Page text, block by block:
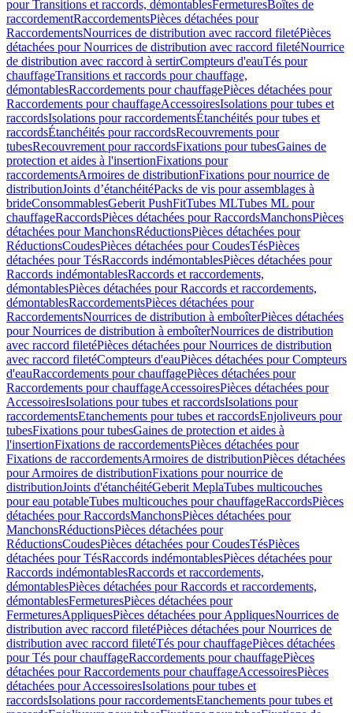
pour Transitions et raccords, démontablesFermeturesBoîtes de
raccordementRaccordementsPièces détachées pour
RaccordementsNourrices de distribution avec raccord filetéPièces
détachées pour Nourrices de distribution avec raccord filetéNourrice
de distribution avec raccord à sertirCompteurs d'eauTés pour
chauffageTransitions et raccords pour chauffage,
démontablesRaccordements pour chauffagePièces détachées pour
Raccordements pour chauffageAccessoiresIsolations pour tubes et
raccordsIsolations pour raccordementsÉtanchéités pour tubes et
raccordsÉtanchéités pour raccordsRecouvrements pour
tubesRecouvrement pour raccordsFixations pour tubesGaines de
protection et aides à l'insertionFixations pour
raccordementsArmoires de distributionFixations pour nourrice de
distributionJoints d’étanchéitéPacks de vis pour assemblages à
brideConsommablesGeberit PushFitTubes MLTubes ML pour
chauffageRaccordsPièces détachées pour RaccordsManchonsPièces
détachées pour ManchonsRéductionsPièces détachées pour
RéductionsCoudesPièces détachées pour CoudesTésPièces
détachées pour TésRaccords indémontablesPièces détachées pour
Raccords indémontablesRaccords et raccordements,
démontablesPièces détachées pour Raccords et raccordements,
démontablesRaccordementsPièces détachées pour
RaccordementsNourrices de distribution à emboîterPièces détachées
pour Nourrices de distribution à emboîterNourrices de distribution
avec raccord filetéPièces détachées pour Nourrices de distribution
avec raccord filetéCompteurs d'eauPièces détachées pour Compteurs
d'eauRaccordements pour chauffagePièces détachées pour
Raccordements pour chauffageAccessoiresPièces détachées pour
AccessoiresIsolations pour tubes et raccordsIsolations pour
raccordementsEtanchements pour tubes et raccordsEnjoliveurs pour
tubesFixations pour tubesGaines de protection et aides à
l'insertionFixations de raccordementsPièces détachées pour
Fixations de raccordementsArmoires de distributionPièces détachées
pour Armoires de distributionFixations pour nourrice de
distributionJoints d'étanchéitéGeberit MeplaTubes multicouches
pour eau potableTubes multicouches pour chauffageRaccordsPièces
détachées pour RaccordsManchonsPièces détachées pour
ManchonsRéductionsPièces détachées pour
RéductionsCoudesPièces détachées pour CoudesTésPièces
détachées pour TésRaccords indémontablesPièces détachées pour
Raccords indémontablesRaccords et raccordements,
démontablesPièces détachées pour Raccords et raccordements,
démontablesFermeturesPièces détachées pour
FermeturesAppliquesPièces détachées pour AppliquesNourrices de
distribution avec raccord filetéPièces détachées pour Nourrices de
distribution avec raccord filetéTés pour chauffagePièces détachées
pour Tés pour chauffageRaccordements pour chauffagePièces
détachées pour Raccordements pour chauffageAccessoiresPièces
détachées pour AccessoiresIsolations pour tubes et
raccordsIsolations pour raccordementsEtanchements pour tubes et